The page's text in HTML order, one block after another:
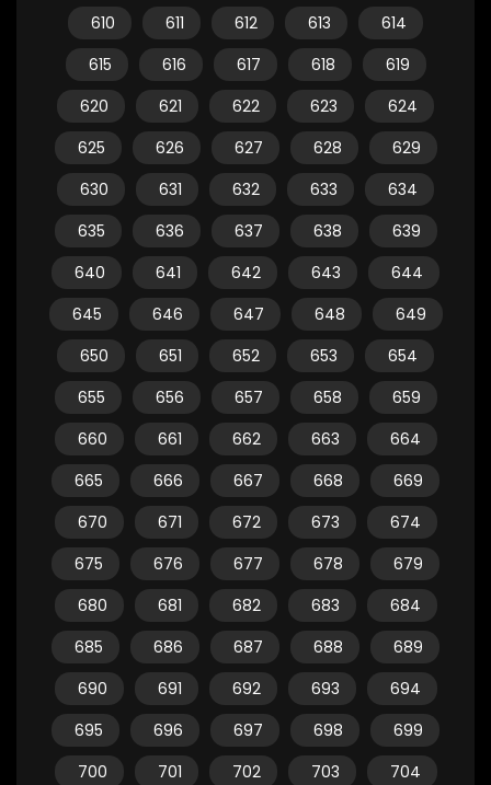
610
611 612 613
614
615
616 617 618
619
620
621 622 623
624
625
626 627 628
629
630
631 632 633
634
635
636 637 638
639
640
641 642 643
644
645
646 647 648
649
650
651 652 653
654
655
656 657 658
659
660
661 662 663
664
665
666 667 668
669
670
671 672 673
674
675
676 677 678
679
680
681 682 683
684
685
686 687 688
689
690
691 692 693
694
695
696 697 698
699
700
701 702 703
704